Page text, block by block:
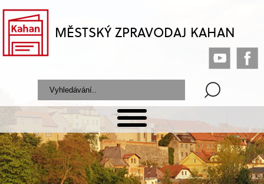
MĚSTSKÝ ZPRAVODAJ KAHAN